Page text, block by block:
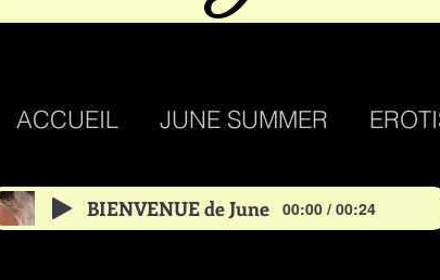
ACCUEIL JUNE SUMMER
BIENVENUE de June 00:00 / 00:24